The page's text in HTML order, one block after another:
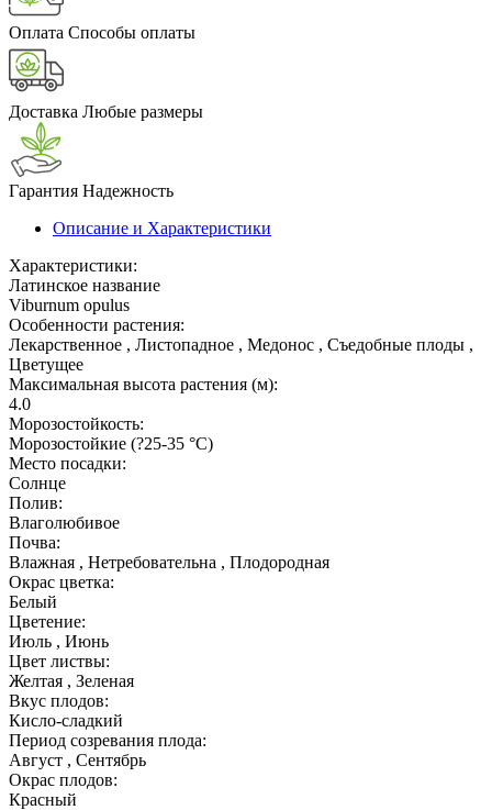
Оплата Способы оплаты
Доставка Любые размеры
Гарантия Надежность
Описание и Характеристики
Характеристики:
Латинское название
Viburnum opulus
Особенности растения:
Лекарственное , Листопадное , Медонос , Съедобные плоды ,
Цветущее
Максимальная высота растения (м):
4.0
Морозостойкость:
Морозостойкие (?25-35 °С)
Место посадки:
Солнце
Полив:
Влаголюбивое
Почва:
Влажная , Нетребовательна , Плодородная
Окрас цветка:
Белый
Цветение:
Июль , Июнь
Цвет листвы:
Желтая , Зеленая
Вкус плодов:
Кисло-сладкий
Период созревания плода:
Август , Сентябрь
Окрас плодов:
Красный